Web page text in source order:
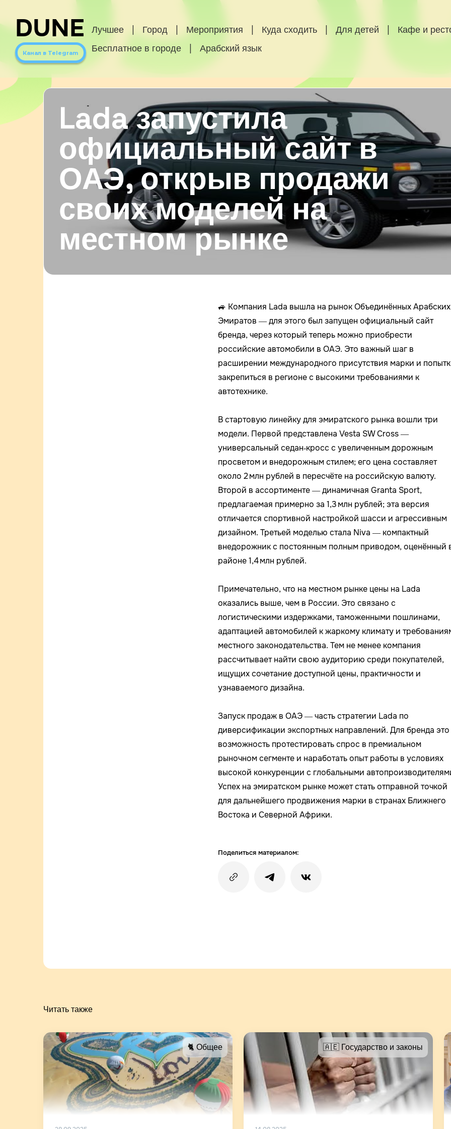
DUNE
Канал в Telegram
Лучшее Город Мероприятия Куда сходить Для детей
Кафе и
Бесплатное в городе
Арабский язык
Lada запустила
официальный сайт в
ОАЭ, открыв продажи
своих моделей на
местном рынке
🚙 Компания Lada вышла на рынок Объединённых Арабских
Эмиратов — для этого был запущен официальный сайт
бренда, через который теперь можно приобрести
российские автомобили в ОАЭ. Это важный шаг в
расширении международного присутствия марки и
закрепиться в регионе с высокими требованиями к
автотехнике.
В стартовую линейку для эмиратского рынка вошли три
модели. Первой представлена Vesta SW Cross —
универсальный седан‑кросс с увеличенным дорожным
просветом и внедорожным стилем; его цена составляет
около 2 млн рублей в пересчёте на российскую валюту.
Второй в ассортименте — динамичная Granta Sport,
предлагаемая примерно за 1,3 млн рублей; эта версия
отличается спортивной настройкой шасси и агрессивным
дизайном. Третьей моделью стала Niva — компактный
внедорожник с постоянным полным приводом, оценённый
районе 1,4 млн рублей.
Примечательно, что на местном рынке цены на Lada
оказались выше, чем в России. Это связано с
логистическими издержками, таможенными пошлинами,
адаптацией автомобилей к жаркому климату и
местного законодательства. Тем не менее компания
рассчитывает найти свою аудиторию среди покупателей,
ищущих сочетание доступной цены, практичности и
узнаваемого дизайна.
Запуск продаж в ОАЭ — часть стратегии Lada по
диверсификации экспортных направлений. Для бренда это
возможность протестировать спрос в премиальном
рыночном сегменте и наработать опыт работы в условиях
высокой конкуренции с глобальными
Успех на эмиратском рынке может стать отправной точкой
для дальнейшего продвижения марки в странах Ближнего
Востока и Северной Африки.
Поделиться материалом:
Читать также
🐈 Общее 🇦🇪 Государство и законы